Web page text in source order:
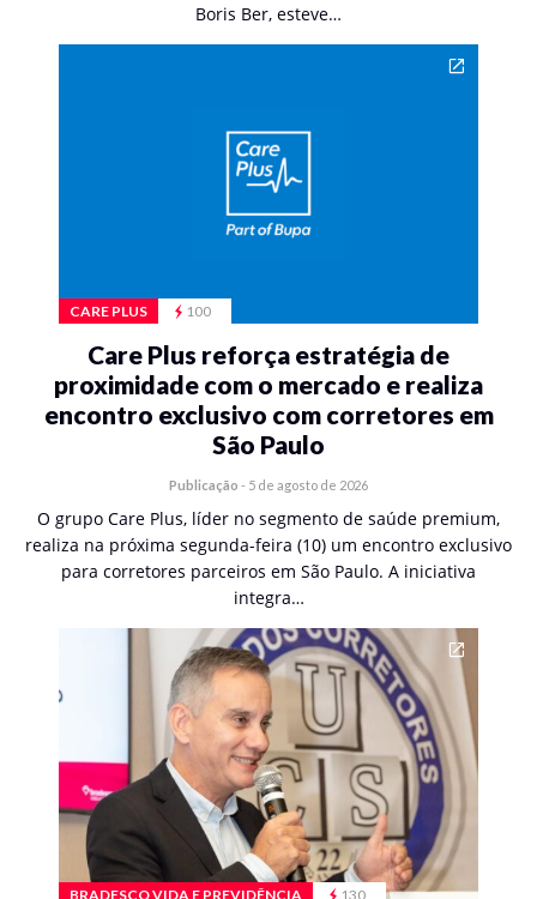
Boris Ber, esteve…
CARE PLUS 100
Care Plus reforça estratégia de
proximidade com o mercado e realiza
encontro exclusivo com corretores em
São Paulo
Publicação - 5 de agosto de 2026
O grupo Care Plus, líder no segmento de saúde premium,
realiza na próxima segunda-feira (10) um encontro exclusivo
para corretores parceiros em São Paulo. A iniciativa
integra…
BRADESCO VIDA E PREVIDÊNCIA 130